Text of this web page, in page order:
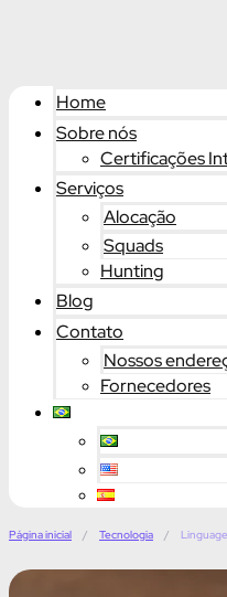
Home
Sobre nós
Certificações
Serviços
Alocação
Squads
Hunting
Blog
Contato
Nossos
Fornecedores
Página inicial / Tecnologia /